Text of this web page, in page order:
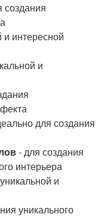
создания
интересной
и
для создания
- для создания
интерьера
и
уникального